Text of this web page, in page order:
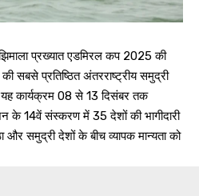
प्रख्यात एडमिरल कप 2025 की
सबसे प्रतिष्ठित अंतरराष्ट्रीय समुद्री
कार्यक्रम 08 से 13 दिसंबर तक
के 14वें संस्करण में 35 देशों की भागीदारी
और समुद्री देशों के बीच व्यापक मान्यता को